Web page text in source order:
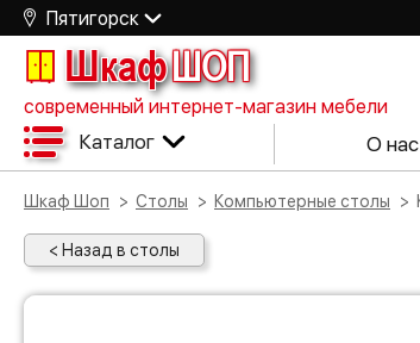
Пятигорск
ШкафШОП
современный интернет-магазин мебели
Каталог О нас
Шкаф Шоп Столы Компьютерные столы
< Назад в столы